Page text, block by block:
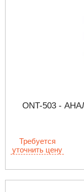
ONT-503 -
Требуется
уточнить цену